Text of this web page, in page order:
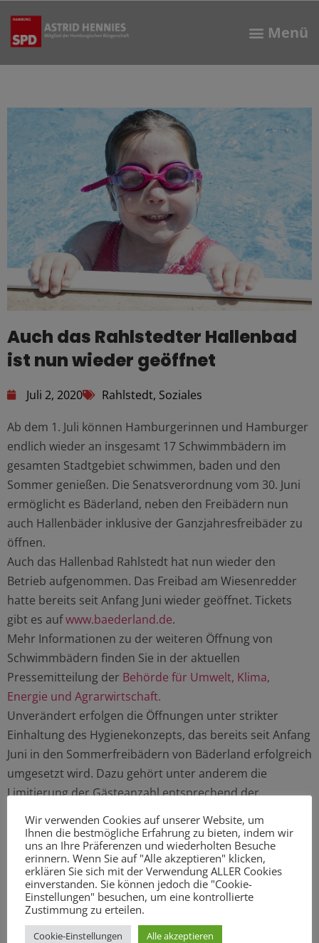
Auch das Rahlstedter Hallenbad
ist nun wieder geöffnet
Juli 2, 2020 Rahlstedt, Soziales
Ab dem 1. Juli können Hamburgerinnen und Hamburger
endlich wieder an insgesamt 17 Schwimmbädern im
gesamten Stadtgebiet schwimmen, baden und den
Sommer genießen. Die Senatsverordnung vom 30. Juni
ermöglicht es Bäderland, neben den Freibädern nun
auch Hallenbäder inklusive der Ganzjahresfreibäder zu
öffnen.
Auch das Hallenbad Rahlstedt hat nun wieder den
Betrieb aufgenommen. Das Freibad am Wiesenredder
hatte bereits seit Anfang Juni wieder geöffnet. Tickets
gibt es aufwww.baederland.de.
Mehr Informationen zu der weiteren Öffnung von
Schwimmbädern finden Sie in der aktuellen
Pressemitteilung der Behörde für Umwelt, Klima,
Energie und Agrarwirtschaft.
Unverändert erfolgen die Öffnungen unter strikter
Einhaltung des Hygienekonzepts, das bereits seit Anfang
Juni in den Sommerfreibädern von Bäderland erfolgreich
umgesetzt wird. Dazu gehört unter anderem die
Limitierung der Gästeanzahl entsprechend der
Wasserfläche pro Bad. Um trotzdem möglichst vielen
Gästen den Zutritt zu den Bädern zu ermöglichen, gibt
es auch weiterhin Zeittickets für den
Schwimmbadbesuch. In den acht Hallenbädern sowie
den Freibädern Bondenwald und Kaifu-Bad können
Frühaufsteher bereits von 6.30 bis 9.30 Uhr ihre Bahnen
ziehen.
Wir verwenden Cookies auf unserer Website, um
Ihnen die bestmögliche Erfahrung zu bieten, indem wir
uns an Ihre Präferenzen und wiederholten Besuche
erinnern. Wenn Sie auf "Alle akzeptieren" klicken,
erklären Sie sich mit der Verwendung ALLER Cookies
einverstanden. Sie können jedoch die "Cookie-
Einstellungen" besuchen, um eine kontrollierte
Zustimmung zu erteilen.
Cookie-Einstellungen Alle akzeptieren